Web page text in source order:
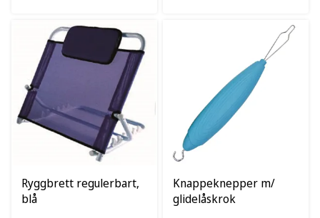
Ryggbrett regulerbart,
blå
Knappeknepper m/
glidelåskrok